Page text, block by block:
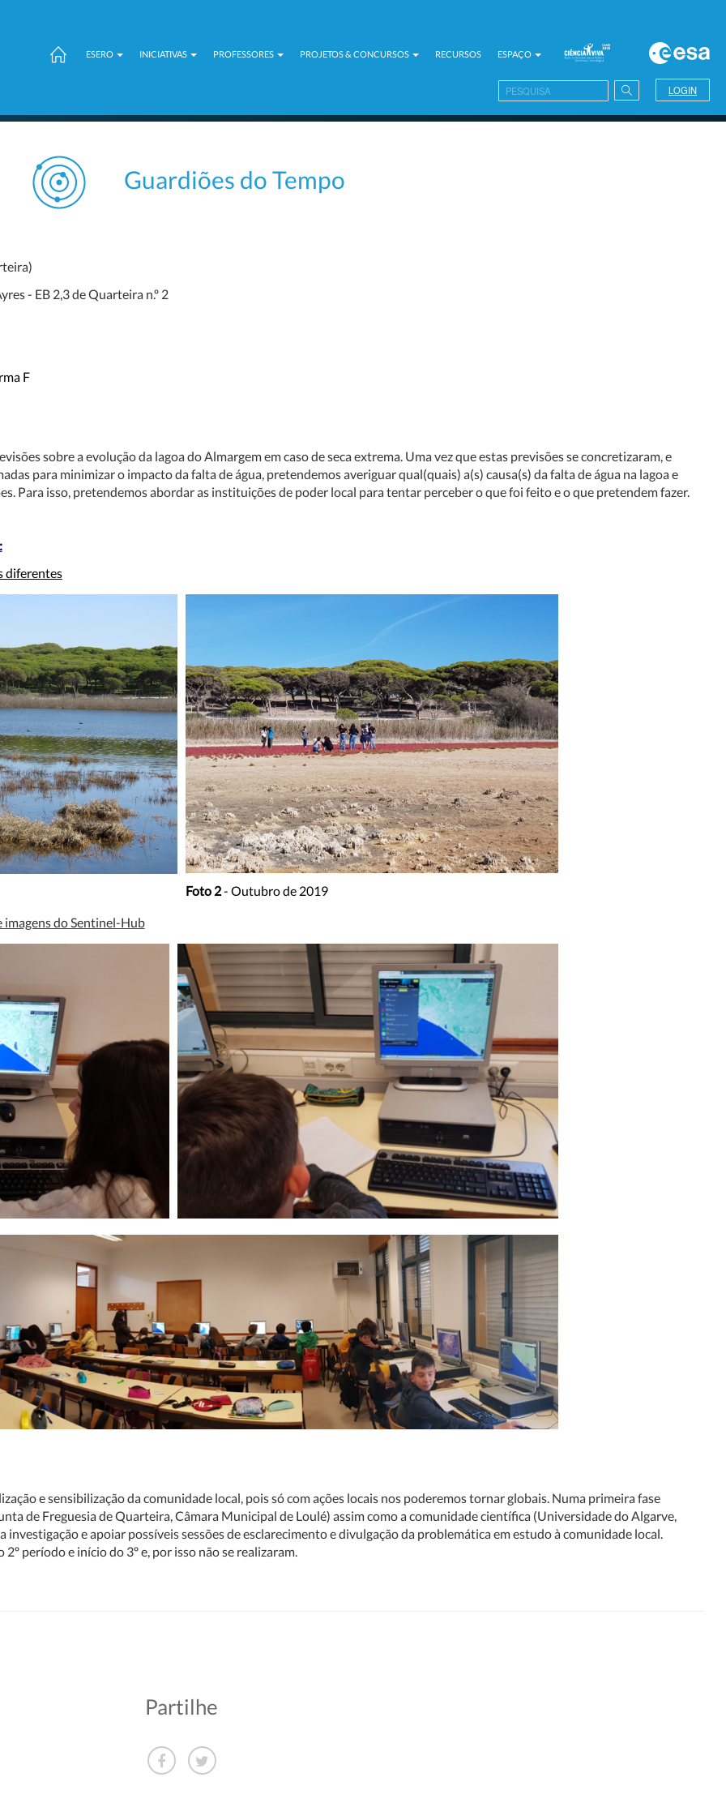
ESERO INICIATIVAS PROFESSORES PROJETOS & CONCURSOS RECURSOS ESPAÇO
LOGIN
Guardiões do Tempo
- EB 2,3 de Quarteira n.º 2
F
sobre a evolução da lagoa do Almargem em caso de seca extrema. Uma vez que estas previsões se concretizaram, e
para minimizar o impacto da falta de água, pretendemos averiguar qual(quais) a(s) causa(s) da falta de água na lagoa e
Para isso, pretendemos abordar as instituições de poder local para tentar perceber o que foi feito e o que pretendem fazer.
diferentes
Foto 2- Outubro de 2019
imagens do Sentinel-Hub
e sensibilização da comunidade local, pois só com ações locais nos poderemos tornar globais. Numa primeira fase
de Freguesia de Quarteira, Câmara Municipal de Loulé) assim como a comunidade científica (Universidade do Algarve,
e apoiar possíveis sessões de esclarecimento e divulgação da problemática em estudo à comunidade local.
período e início do 3º e, por isso não se realizaram.
Partilhe